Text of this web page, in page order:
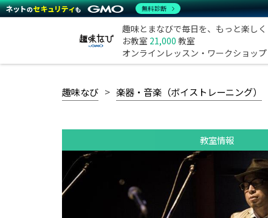
趣味とまなびで毎日を、もっと楽しく
お教室 21,000 教室
オンラインレッスン・ワークショップ
趣味なび 楽器・音楽（ボイストレーニング）
教室情報
無料診断